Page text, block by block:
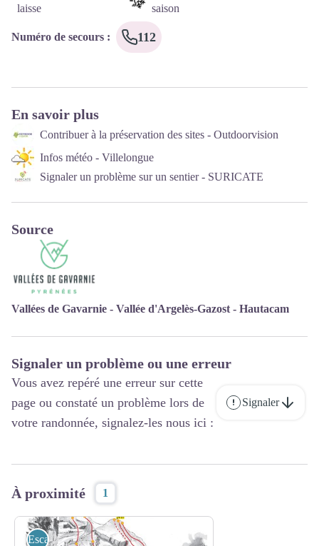
laisse
saison
Numéro de secours : 112
En savoir plus
Contribuer à la préservation des sites - Outdoorvision
Infos météo - Villelongue
Signaler un problème sur un sentier - SURICATE
Source
Vallées de Gavarnie - Vallée d'Argelès-Gazost - Hautacam
Signaler un problème ou une erreur
Vous avez repéré une erreur sur cette
page ou constaté un problème lors de
votre randonnée, signalez-les nous ici :
Signaler
À proximité 1
Escalade / Via Ferrata